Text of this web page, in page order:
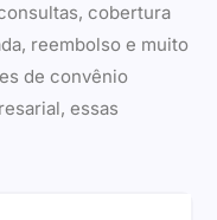
cobertura
reembolso e muito
de convênio
essas